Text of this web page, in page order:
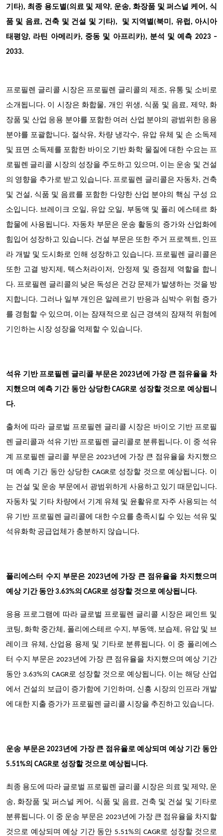
기타), 최종 용도별(의료 및 제약, 운송, 화장품 및 퍼스널 케어, 식
품 및 음료, 건축 및 건설 및 기타), 및 지역별(북미, 유럽, 아시아
태평양, 라틴 아메리카, 중동 및 아프리카), 분석 및 예측 2023 –
2033.
프로필렌 글리콜 시장은 프로필렌 글리콜의 제조, 유통 및 소비로
소개됩니다. 이 시장은 화합물, 개인 위생, 식품 및 음료, 제약, 화
장품 및 산업 응용 분야를 포함한 여러 산업 분야의 광범위한 응용
분야를 포괄합니다. 절삭유, 차량 냉각수, 유압 유체 및 손 소독제
및 표면 소독제를 포함한 바이오 기반 화학 물질에 대한 수요는 프
로필렌 글리콜 시장의 성장을 주도하고 있으며, 이는 운송 및 건설
의 영향을 추가로 받고 있습니다. 프로필렌 글리콜은 자동차, 건축
및 건설, 식품 및 음료를 포함한 다양한 산업 분야의 핵심 구성 요
소입니다. 브레이크 오일, 유압 오일, 부동액 및 폴리 에스테르 화
합물에 사용됩니다. 자동차 부문은 운송 활동의 증가와 산업화에
힘입어 성장하고 있습니다. 건설 부문은 또한 주거 프로젝트, 인프
라 개발 및 도시화로 인해 성장하고 있습니다. 프로필렌 글리콜은
또한 고결 방지제, 텍스처라이저, 안정제 및 증점제 역할을 합니
다. 프로필렌 글리콜의 낮은 독성은 건강 문제가 발생하는 것을 방
지합니다. 그러나 일부 개인은 알레르기 반응과 심박수 위험 증가
를 경험할 수 있으며, 이는 잠재적으로 심근 경색의 잠재적 위험에
기인하는 시장 성장을 억제할 수 있습니다.
석유 기반 프로필렌 글리콜 부문은 2023년에 가장 큰 점유율을 차
지했으며 예측 기간 동안 상당한 CAGR로 성장할 것으로 예상됩니
다.
출처에 따라 글로벌 프로필렌 글리콜 시장은 바이오 기반 프로필
렌 글리콜과 석유 기반 프로필렌 글리콜로 분류됩니다. 이 중 석유
계 프로필렌 글리콜 부문은 2023년에 가장 큰 점유율을 차지했으
며 예측 기간 동안 상당한 CAGR로 성장할 것으로 예상됩니다. 이
는 건설 및 운송 부문에서 광범위하게 사용하고 있기 때문입니다.
자동차 및 기타 차량에서 기계 유체 및 윤활유로 자주 사용되는 석
유 기반 프로필렌 글리콜에 대한 수요를 충족시킬 수 있는 석유 및
석유화학 공급업체가 충분하지 않습니다.
폴리에스터 수지 부문은 2023년에 가장 큰 점유율을 차지했으며
예상 기간 동안 3.63%의 CAGR로 성장할 것으로 예상됩니다.
응용 프로그램에 따라 글로벌 프로필렌 글리콜 시장은 페인트 및
코팅, 화학 중간체, 폴리에스테르 수지, 부동액, 보습제, 유압 및 브
레이크 유체, 산업용 용제 및 기타로 분류됩니다. 이 중 폴리에스
터 수지 부문은 2023년에 가장 큰 점유율을 차지했으며 예상 기간
동안 3.63%의 CAGR로 성장할 것으로 예상됩니다. 이는 해당 산업
에서 건설의 보급이 증가함에 기인하며, 신흥 시장의 인프라 개발
에 대한 지출 증가가 프로필렌 글리콜 시장을 추진하고 있습니다.
운송 부문은 2023년에 가장 큰 점유율로 예상되며 예상 기간 동안
5.51%의 CAGR로 성장할 것으로 예상됩니다.
최종 용도에 따라 글로벌 프로필렌 글리콜 시장은 의료 및 제약, 운
송, 화장품 및 퍼스널 케어, 식품 및 음료, 건축 및 건설 및 기타로
분류됩니다. 이 중 운송 부문은 2023년에 가장 큰 점유율을 차지할
것으로 예상되며 예상 기간 동안 5.51%의 CAGR로 성장할 것으로